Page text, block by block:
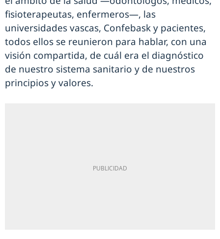
fisioterapeutas, enfermeros—, las
universidades vascas, Confebask y pacientes,
todos ellos se reunieron para hablar, con una
visión compartida, de cuál era el diagnóstico
de nuestro sistema sanitario y de nuestros
principios y valores.